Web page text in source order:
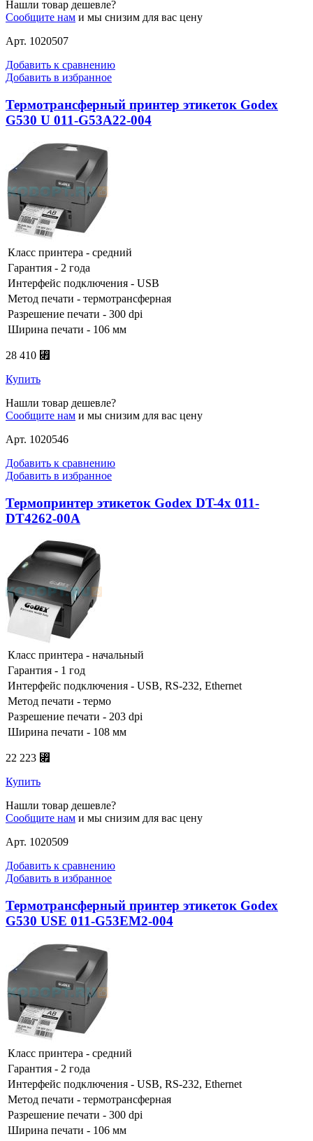
Нашли товар дешевле?
Сообщите нам и мы снизим для вас цену
Арт. 1020507
Добавить к сравнению
Добавить в избранное
Термотрансферный принтер этикеток Godex
G530 U 011-G53A22-004
Класс принтера - средний
Гарантия - 2 года
Интерфейс подключения - USB
Метод печати - термотрансферная
Разрешение печати - 300 dpi
Ширина печати - 106 мм
28 410 ⃏
Купить
Нашли товар дешевле?
Сообщите нам и мы снизим для вас цену
Арт. 1020546
Добавить к сравнению
Добавить в избранное
Термопринтер этикеток Godex DT-4х 011-
DT4262-00A
Класс принтера - начальный
Гарантия - 1 год
Интерфейс подключения - USB, RS-232, Ethernet
Метод печати - термо
Разрешение печати - 203 dpi
Ширина печати - 108 мм
22 223 ⃏
Купить
Нашли товар дешевле?
Сообщите нам и мы снизим для вас цену
Арт. 1020509
Добавить к сравнению
Добавить в избранное
Термотрансферный принтер этикеток Godex
G530 USE 011-G53EM2-004
Класс принтера - средний
Гарантия - 2 года
Интерфейс подключения - USB, RS-232, Ethernet
Метод печати - термотрансферная
Разрешение печати - 300 dpi
Ширина печати - 106 мм